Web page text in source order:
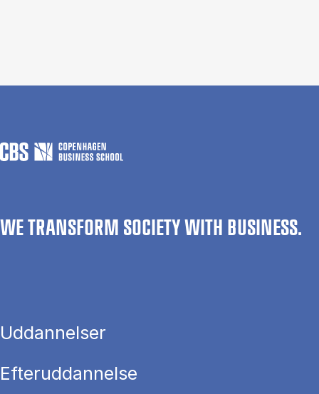
WE TRANSFORM SOCIETY WITH BUSINESS.
Uddannelser
Efteruddannelse